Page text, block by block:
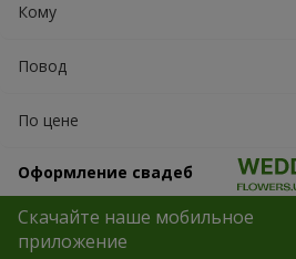
Кому
Повод
По цене
Оформление свадеб
Скачайте наше мобильное
приложение